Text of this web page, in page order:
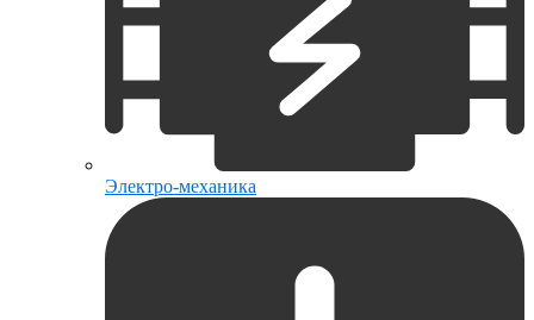
Электро-механика